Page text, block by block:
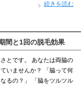
続きを読む
間と1回の脱毛効果
とです。 あなたは両脇の
いませんか？ 「脇って何
るの？」 「脇をツルツル